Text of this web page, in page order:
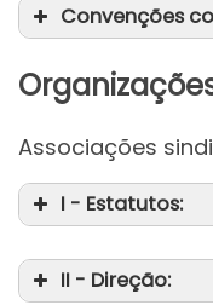
Convenções
Associações
I - Estatutos:
II - Direção: